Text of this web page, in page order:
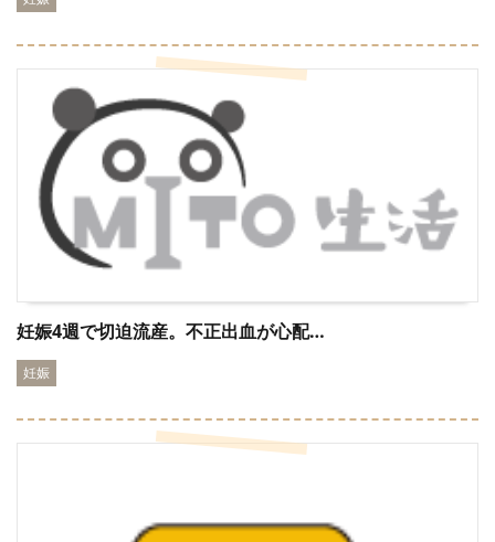
妊娠4週で切迫流産。不正出血が心配…
妊娠